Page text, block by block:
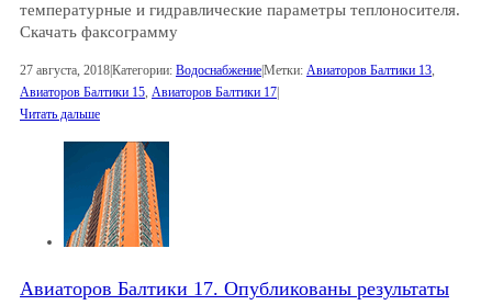
температурные и гидравлические параметры теплоносителя.
Скачать факсограмму
27 августа, 2018|Категории: Водоснабжение|Метки: Авиаторов Балтики 13
Авиаторов Балтики 15 Авиаторов Балтики 17|
Читать дальше
Авиаторов Балтики 17. Опубликованы результаты